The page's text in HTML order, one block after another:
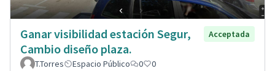
Ganar visibilidad estación Segur,
Cambio diseño plaza.
Acceptada
T.Torres Espacio Público 0 0